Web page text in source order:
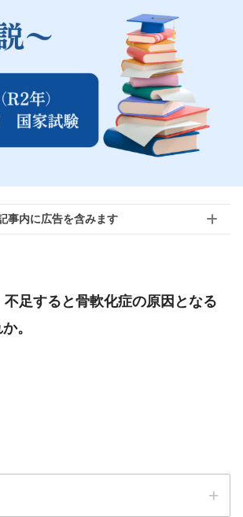
事内に広告を含みます
足すると骨軟化症の原因となる
。